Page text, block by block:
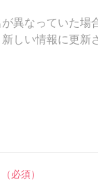
（必須）